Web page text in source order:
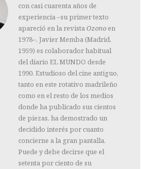
con casi cuarenta años de
experiencia –su primer texto
apareció en la revistaOzono en
1978–, Javier Memba (Madrid,
1959) es colaborador habitual
del diario EL MUNDO desde
1990. Estudioso del cine antiguo,
tanto en este rotativo madrileño
como en el resto de los medios
donde ha publicado sus cientos
de piezas, ha demostrado un
decidido interés por cuanto
concierne a la gran pantalla.
Puede y debe decirse que el
setenta por ciento de su